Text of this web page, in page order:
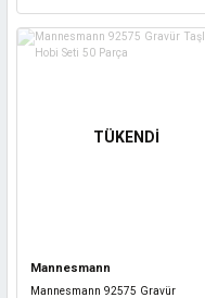
TÜKENDİ
Mannesmann
Mannesmann 92575 Gravür